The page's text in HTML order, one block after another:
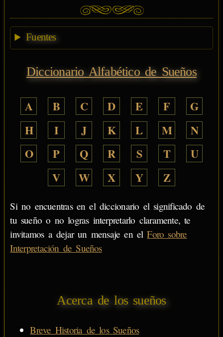
Fuentes
Diccionario Alfabético de Sueños
A B C D E F
G
H
I J K L M
N
O
P Q R S T
U
V
W X Y Z
Si no encuentras en el diccionario el significado de
tu sueño o no logras interpretarlo claramente, te
invitamos a dejar un mensaje en elForo sobre
Interpretación de Sueños
Acerca de los sueños
Breve Historia de los Sueños